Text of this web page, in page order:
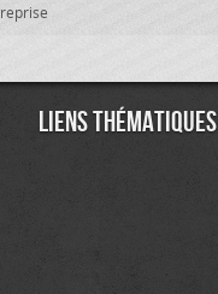
Liens thématiques